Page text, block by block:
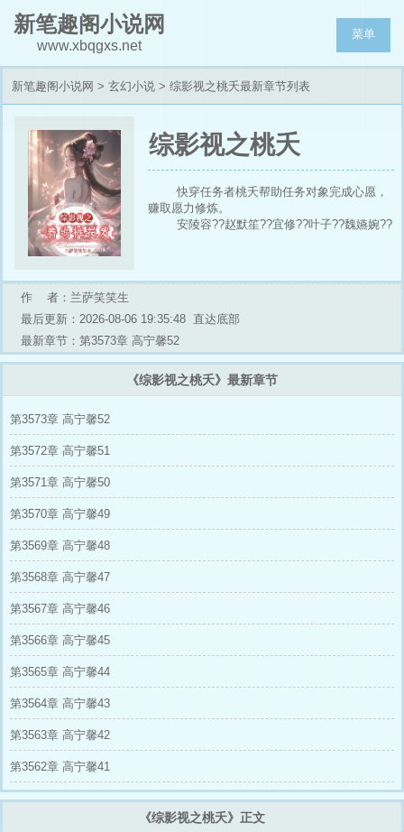
新笔趣阁小说网
www.xbqgxs.net
菜单
新笔趣阁小说网 > 玄幻小说 > 综影视之桃夭最新章节列表
综影视之桃夭
快穿任务者桃夭帮助任务对象完成心愿，
赚取愿力修炼。
安陵容??赵默笙??宜修??叶子??魏嬿婉??
玉环??狂飙??夏冬春??年世兰??喜塔腊尔晴??
余非??聂慎儿??李静言??曹琴默??叶冰裳??白
蕊姬??白九妹??莺歌??淑慎??陆贞??佟毓婉??
杨真真??惢心??小玉儿??吴细妹更新中
作 者：兰萨笑笑生
最后更新：2026-08-06 19:35:48 直达底部
最新章节：第3573章 高宁馨52
《综影视之桃夭》最新章节
第3573章 高宁馨52
第3572章 高宁馨51
第3571章 高宁馨50
第3570章 高宁馨49
第3569章 高宁馨48
第3568章 高宁馨47
第3567章 高宁馨46
第3566章 高宁馨45
第3565章 高宁馨44
第3564章 高宁馨43
第3563章 高宁馨42
第3562章 高宁馨41
《综影视之桃夭》正文